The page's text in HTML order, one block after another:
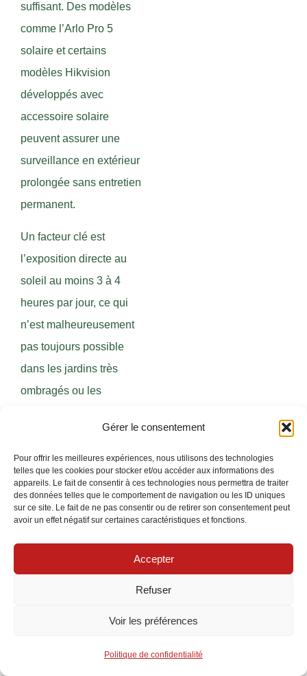
Gérer le consentement
Pour offrir les meilleures expériences, nous utilisons des technologies
telles que les cookies pour stocker et/ou accéder aux informations des
appareils. Le fait de consentir à ces technologies nous permettra de traiter
des données telles que le comportement de navigation ou les ID uniques
sur ce site. Le fait de ne pas consentir ou de retirer son consentement peut
avoir un effet négatif sur certaines caractéristiques et fonctions.
Accepter
Refuser
Voir les préférences
Politique de confidentialité
suffisant. Des modèles
comme l’Arlo Pro 5
solaire et certains
modèles Hikvision
développés avec
accessoire solaire
peuvent assurer une
surveillance en extérieur
prolongée sans entretien
permanent.
Un facteur clé est
l’exposition directe au
soleil au moins 3 à 4
heures par jour, ce qui
n’est malheureusement
pas toujours possible
dans les jardins très
ombragés ou les
humide. Il faut aussi
installer la caméra dans
un angle optimisé pour
capter la lumière, parfois
en hauteur, ce qui peut
compliquer la
rapide à installer,